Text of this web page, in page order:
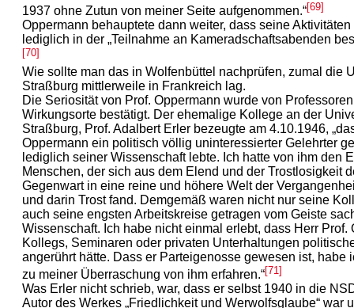
1937 ohne Zutun von meiner Seite aufgenommen.“[69]
Oppermann behauptete dann weiter, dass seine Aktivitäten
lediglich in der „Teilnahme an Kameradschaftsabenden
[70]
Wie sollte man das in Wolfenbüttel nachprüfen, zumal die
Straßburg mittlerweile in Frankreich lag.
Die Seriosität von Prof. Oppermann wurde von
Wirkungsorte bestätigt. Der ehemalige Kollege an der
Straßburg, Prof. Adalbert Erler bezeugte am 4.10.1946,
Oppermann ein politisch völlig uninteressierter Gelehrter
lediglich seiner Wissenschaft lebte. Ich hatte von ihm den
Menschen, der sich aus dem Elend und der Trostlosigkeit
Gegenwart in eine reine und höhere Welt der
und darin Trost fand. Demgemäß waren nicht nur seine
auch seine engsten Arbeitskreise getragen vom Geiste
Wissenschaft. Ich habe nicht einmal erlebt, dass Herr Prof.
Kollegs, Seminaren oder privaten Unterhaltungen
angerührt hätte. Dass er Parteigenosse gewesen ist, habe
zu meiner Überraschung von ihm erfahren.“[71]
Was Erler nicht schrieb, war, dass er selbst 1940 in die
Autor des Werkes „Friedlichkeit und Werwolfsglaube“ war